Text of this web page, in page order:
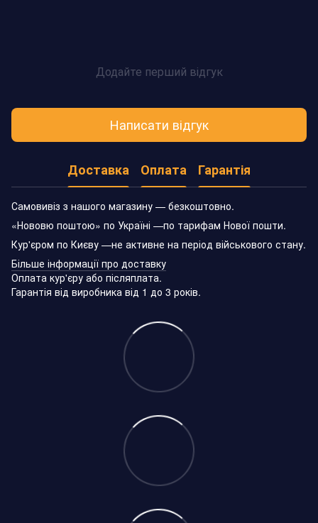
Додайте перший відгук
Написати відгук
Доставка Оплата Гарантія
Самовивіз з нашого магазину — безкоштовно.
«Нововю поштою» по Україні —по тарифам Нової пошти.
Кур'єром по Києву —не активне на період військового стану.
Більше інформації про доставку
Оплата кур'єру або післяплата.
Гарантія від виробника від 1 до 3 років.